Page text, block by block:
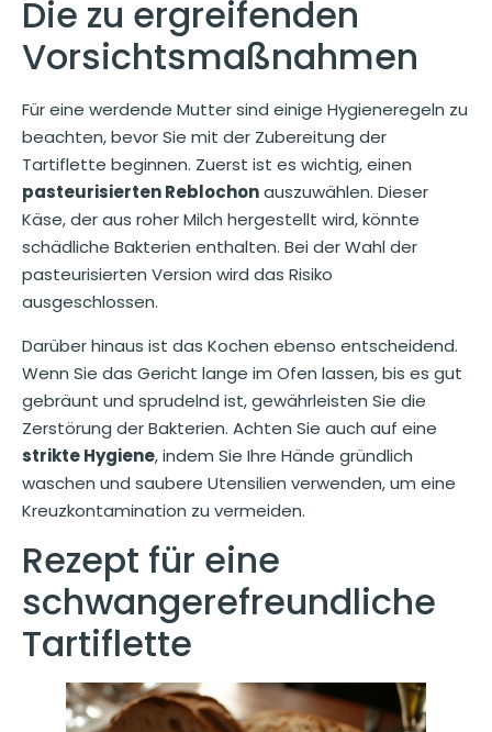
Die zu ergreifenden
Vorsichtsmaßnahmen
Für eine werdende Mutter sind einige Hygieneregeln zu
beachten, bevor Sie mit der Zubereitung der
Tartiflette beginnen. Zuerst ist es wichtig, einen
pasteurisierten Reblochonauszuwählen. Dieser
Käse, der aus roher Milch hergestellt wird, könnte
schädliche Bakterien enthalten. Bei der Wahl der
pasteurisierten Version wird das Risiko
ausgeschlossen.
Darüber hinaus ist das Kochen ebenso entscheidend.
Wenn Sie das Gericht lange im Ofen lassen, bis es gut
gebräunt und sprudelnd ist, gewährleisten Sie die
Zerstörung der Bakterien. Achten Sie auch auf eine
strikte Hygiene, indem Sie Ihre Hände gründlich
waschen und saubere Utensilien verwenden, um eine
Kreuzkontamination zu vermeiden.
Rezept für eine
schwangerefreundliche
Tartiflette